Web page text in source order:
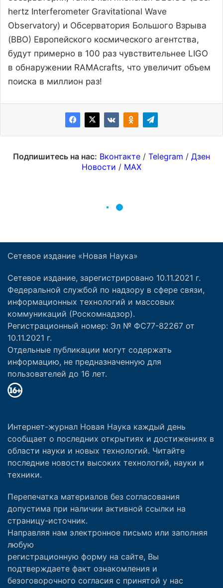
Сетевое издание «Новая Наука»
Сетевое издание, зарегистрировано 10.11.2021 г.
Федеральной службой по надзору в сфере связи,
информационных технологий и массовых
коммуникаций (Роскомнадзор).
Регистрационный номер: Эл № ФС77-82267 от
10.11.2021 г.
Отдельные публикации могут содержать
информацию, не предназначенную для
пользователей до 16 лет.
Интернет-журнал Новая Наука каждый день
сообщает о последних открытиях и достижениях в
области науки и новых технологий. Читайте
последние новости высоких технологий, науки и
техники.
Перепечатка материалов без согласования
допустима при наличии активной ссылки на
страницу-источник.
Направляя нам электронное письмо или заполняя
любую
регистрационную форму на сайте, Вы
подтверждаете факт ознакомления и
безоговорочного согласия с принятой у нас